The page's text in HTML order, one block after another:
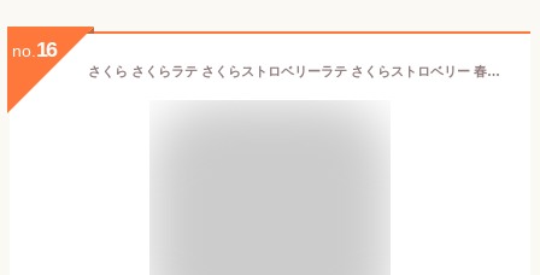
no. 16
さくら さくらラテ さくらストロベリーラテ さくらストロベリー 春カフェ 春ラテ ストロベリー 春 粉末 本格ラテ 桜花 桜葉 春気分 話題 人気 送料無料 150g